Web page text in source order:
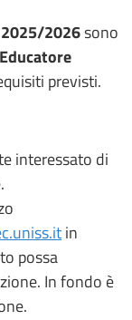
2026sono
Educatore
previsti.
interessato di
in
possa
In fondo è